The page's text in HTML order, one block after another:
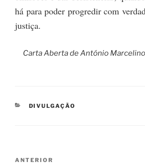
há para poder progredir com
justiça.
Carta Aberta de António
CATEGORIAS
DIVULGAÇÃO
Navegação
Conteúdo
ANTERIOR